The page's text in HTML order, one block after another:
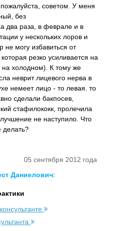
советом. У меня
без
два раза, в феврале и в
у нескольких лоров и
не могу избавиться от
резко усиливается на
холодном). К тому же
неврит лицевого нерва в
немеет лицо - то левая. то
сделали бакпосев,
стафилококк, пролечила
не наступило. Что
делать?
05 сентября 2012 года
Даниелович: